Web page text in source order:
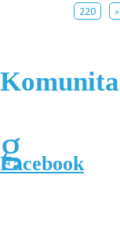
220 »
Komunita
Facebook